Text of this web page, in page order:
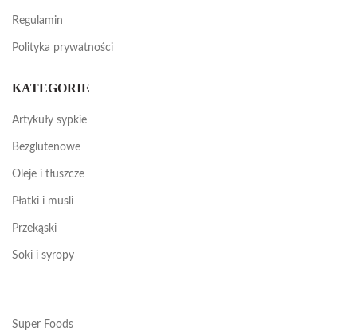
Regulamin
Polityka prywatności
KATEGORIE
Artykuły sypkie
Bezglutenowe
Oleje i tłuszcze
Płatki i musli
Przekąski
Soki i syropy
Super Foods